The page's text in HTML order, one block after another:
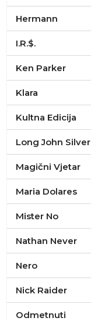
Hermann
I.R.$.
Ken Parker
Klara
Kultna Edicija
Long John Silver
Magični Vjetar
Maria Dolares
Mister No
Nathan Never
Nero
Nick Raider
Odmetnuti